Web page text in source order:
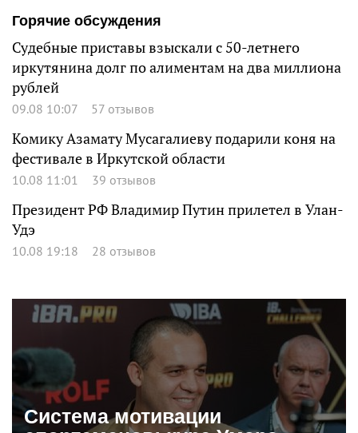
Горячие обсуждения
Судебные приставы взыскали с 50-летнего
иркутянина долг по алиментам на два миллиона
рублей
09.08 10:07 57 отзывов
Комику Азамату Мусагалиеву подарили коня на
фестивале в Иркутской области
10.08 11:01 39 отзывов
Президент РФ Владимир Путин прилетел в Улан-
Удэ
10.08 19:18 28 отзывов
Система мотивации